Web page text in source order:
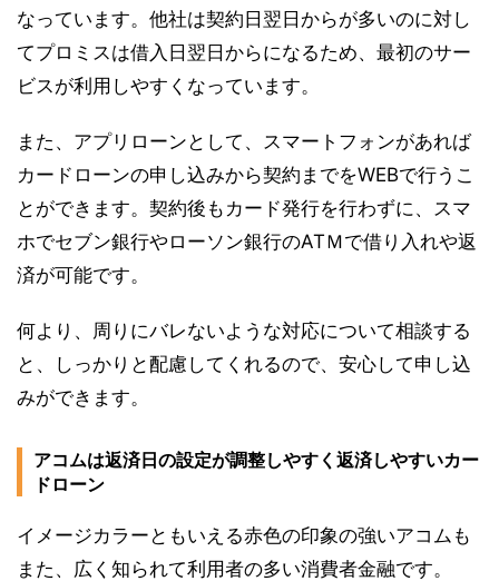
なっています。他社は契約日翌日からが多いのに対し
てプロミスは借入日翌日からになるため、最初のサー
ビスが利用しやすくなっています。
また、アプリローンとして、スマートフォンがあれば
カードローンの申し込みから契約までをWEBで行うこ
とができます。契約後もカード発行を行わずに、スマ
ホでセブン銀行やローソン銀行のATＭで借り入れや返
済が可能です。
何より、周りにバレないような対応について相談する
と、しっかりと配慮してくれるので、安心して申し込
みができます。
アコムは返済日の設定が調整しやすく返済しやすいカー
ドローン
イメージカラーともいえる赤色の印象の強いアコムも
また、広く知られて利用者の多い消費者金融です。